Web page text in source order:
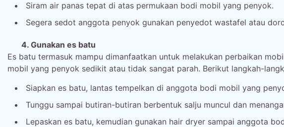
Siram air panas tepat di atas permukaan bodi mobil yang penyok.
Segera sedot anggota penyok gunakan penyedot wastafel atau
4. Gunakan es batu
Es batu termasuk mampu dimanfaatkan untuk melakukan perbaikan
mobil yang penyok sedikit atau tidak sangat parah. Berikut langkah-
Siapkan es batu, lantas tempelkan di anggota bodi mobil yang
Tunggu sampai butiran-butiran berbentuk salju muncul dan
Lepaskan es batu, kemudian gunakan hair dryer sampai anggota